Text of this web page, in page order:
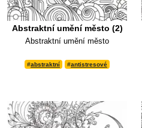
Abstraktní umění město (2)
Abstraktní umění město
#abstraktní #antistresové